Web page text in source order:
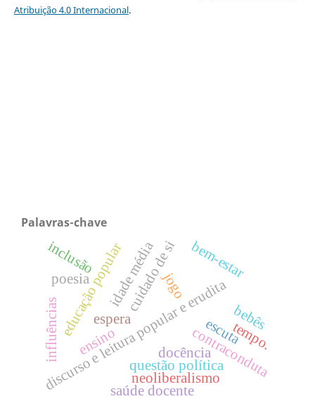
Atribuição 4.0 Internacional.
Palavras-chave
discurso e leitura popular e erudita
escuta
jogo
espera
educação popular
questão política
docência
neoliberalismo
cuidado de si
contraconduta
tempo.
inclusão
saúde docente
bem-estar
ensino
idade média
influências bebês
poesia